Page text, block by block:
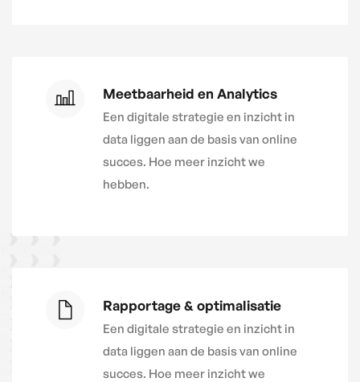
Meetbaarheid en Analytics
Een digitale strategie en inzicht in
data liggen aan de basis van online
succes. Hoe meer inzicht we
hebben.
Rapportage & optimalisatie
Een digitale strategie en inzicht in
data liggen aan de basis van online
succes. Hoe meer inzicht we